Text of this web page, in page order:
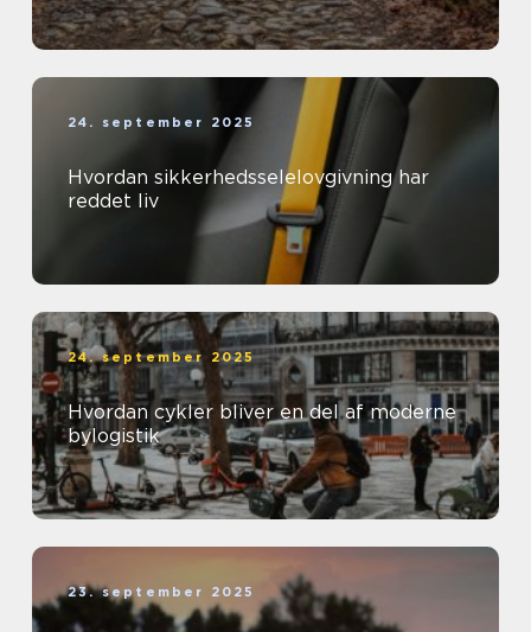
24. september 2025
Hvordan sikkerhedsselelovgivning har
reddet liv
24. september 2025
Hvordan cykler bliver en del af moderne
bylogistik
23. september 2025